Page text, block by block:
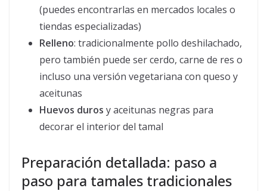
(puedes encontrarlas en mercados locales o
tiendas especializadas)
Relleno: tradicionalmente pollo deshilachado,
pero también puede ser cerdo, carne de res o
incluso una versión vegetariana con queso y
aceitunas
Huevos duros y aceitunas negras para
decorar el interior del tamal
Preparación detallada: paso a
paso para tamales tradicionales